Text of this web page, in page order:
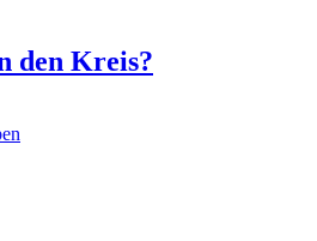
den Kreis?